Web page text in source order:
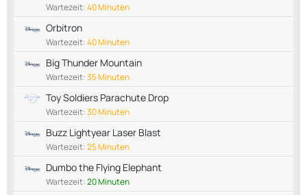
Wartezeit:40 Minuten
Orbitron
Wartezeit:40 Minuten
Big Thunder Mountain
Wartezeit:35 Minuten
Toy Soldiers Parachute Drop
Wartezeit:30 Minuten
Buzz Lightyear Laser Blast
Wartezeit:25 Minuten
Dumbo the Flying Elephant
Wartezeit:20 Minuten